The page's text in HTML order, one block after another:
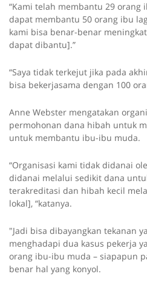
“Kami telah membantu 29
dapat membantu 50 orang ibu
kami bisa benar-benar
dapat dibantu].”
“Saya tidak terkejut jika pada
bisa bekerjasama dengan 100
Anne Webster mengatakan
permohonan dana hibah untuk
untuk membantu ibu-ibu muda.
“Organisasi kami tidak didanai
didanai melalui sedikit dana
terakreditasi dan hibah kecil
lokal], “katanya.
"Jadi bisa dibayangkan tekanan
menghadapi dua kasus pekerja
orang ibu-ibu muda – siapapun
benar hal yang konyol.